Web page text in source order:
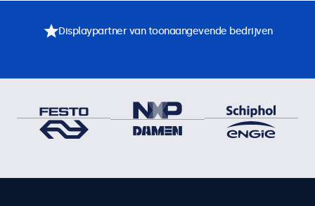
Displaypartner van toonaangevende bedrijven